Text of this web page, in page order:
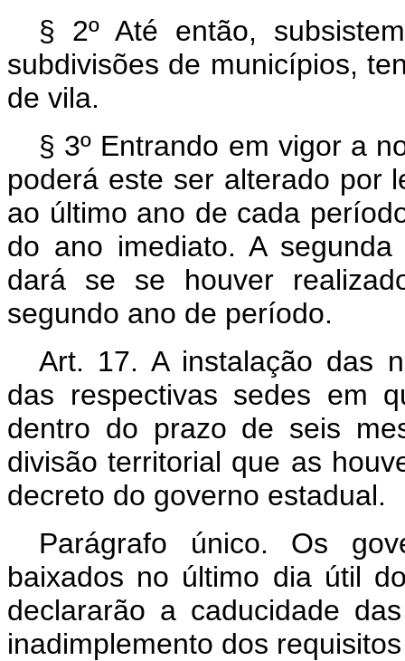
§ 2º Até então,
subdivisões de municípios,
de vila.
§ 3º Entrando em vigor a
poderá este ser alterado por
ao último ano de cada
do ano imediato. A
dará se se houver
segundo ano de período.
Art. 17. A instalação das
das respectivas sedes em
dentro do prazo de seis
divisão territorial que as
decreto do governo estadual.
Parágrafo único. Os
baixados no último dia útil
declararão a caducidade
inadimplemento dos